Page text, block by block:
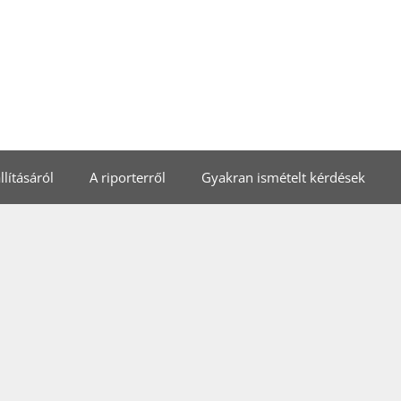
A riporterről Gyakran ismételt kérdések